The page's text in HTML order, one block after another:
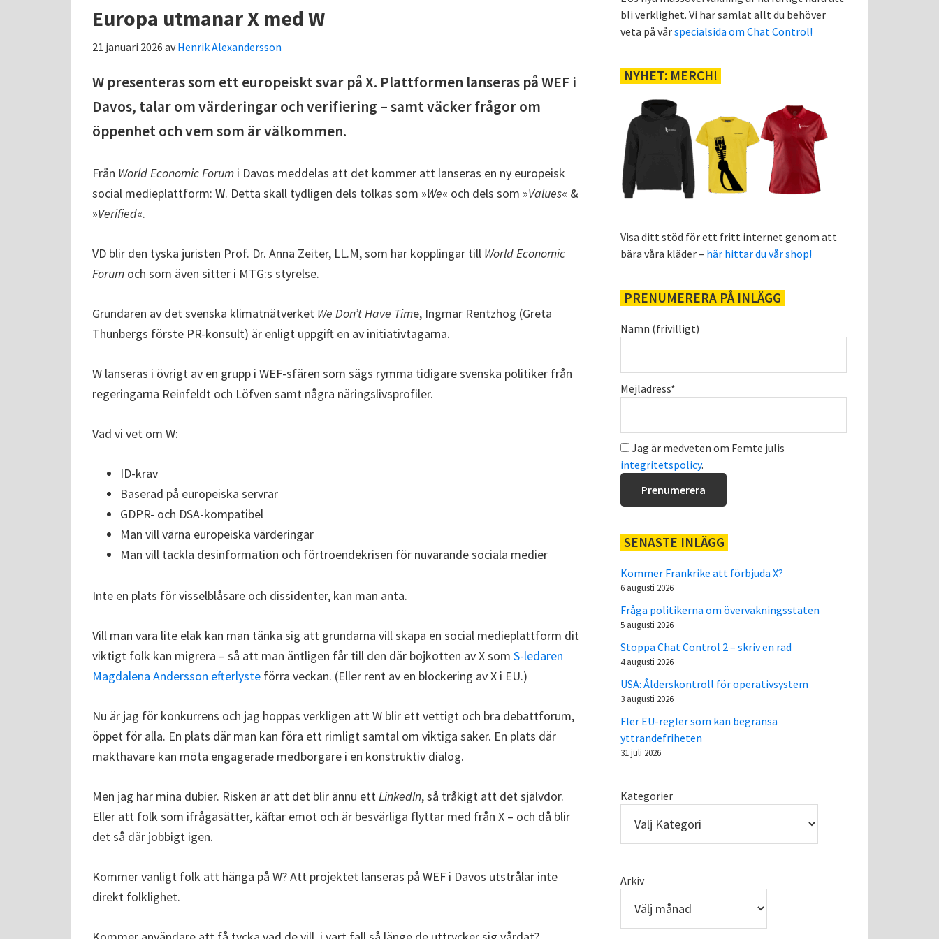
Europa utmanar X med W
21 januari 2026 avHenrik Alexandersson
W presenteras som ett europeiskt svar på X. Plattformen lanseras på WEF i
Davos, talar om värderingar och verifiering – samt väcker frågor om
öppenhet och vem som är välkommen.
Från World Economic Forum i Davos meddelas att det kommer att lanseras en ny europeisk
social medieplattform: W. Detta skall tydligen dels tolkas som »We« och dels som »Values« &
»Verified«.
VD blir den tyska juristen Prof. Dr. Anna Zeiter, LL.M, som har kopplingar till World Economic
Forum och som även sitter i MTG:s styrelse.
Grundaren av det svenska klimatnätverket We Don’t Have Time, Ingmar Rentzhog (Greta
Thunbergs förste PR-konsult) är enligt uppgift en av initiativtagarna.
W lanseras i övrigt av en grupp i WEF-sfären som sägs rymma tidigare svenska politiker från
regeringarna Reinfeldt och Löfven samt några näringslivsprofiler.
Vad vi vet om W:
ID-krav
Baserad på europeiska servrar
GDPR- och DSA-kompatibel
Man vill värna europeiska värderingar
Man vill tackla desinformation och förtroendekrisen för nuvarande sociala medier
Inte en plats för visselblåsare och dissidenter, kan man anta.
Vill man vara lite elak kan man tänka sig att grundarna vill skapa en social medieplattform dit
viktigt folk kan migrera – så att man äntligen får till den där bojkotten av X som S-ledaren
Magdalena Andersson efterlyste förra veckan. (Eller rent av en blockering av X i EU.)
Nu är jag för konkurrens och jag hoppas verkligen att W blir ett vettigt och bra debattforum,
öppet för alla. En plats där man kan föra ett rimligt samtal om viktiga saker. En plats där
makthavare kan möta engagerade medborgare i en konstruktiv dialog.
Men jag har mina dubier. Risken är att det blir ännu ettLinkedIn, så tråkigt att det självdör.
Eller att folk som ifrågasätter, käftar emot och är besvärliga flyttar med från X – och då blir
det så där jobbigt igen.
Kommer vanligt folk att hänga på W? Att projektet lanseras på WEF i Davos utstrålar inte
direkt folklighet.
bli verklighet. Vi har samlat allt du behöver
veta på vårspecialsida om Chat Control!
NYHET: MERCH!
Visa ditt stöd för ett fritt internet genom att
bära våra kläder – här hittar du vår shop!
PRENUMERERA PÅ INLÄGG
Namn (frivilligt)
Mejladress*
Jag är medveten om Femte julis
integritetspolicy.
SENASTE INLÄGG
Kommer Frankrike att förbjuda X?
6 augusti 2026
Fråga politikerna om övervakningsstaten
5 augusti 2026
Stoppa Chat Control 2 – skriv en rad
4 augusti 2026
USA: Ålderskontroll för operativsystem
3 augusti 2026
Fler EU-regler som kan begränsa
yttrandefriheten
31 juli 2026
Kategorier
Arkiv